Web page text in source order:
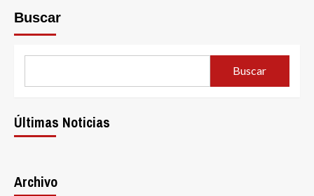
Buscar
Buscar
Últimas Noticias
Archivo